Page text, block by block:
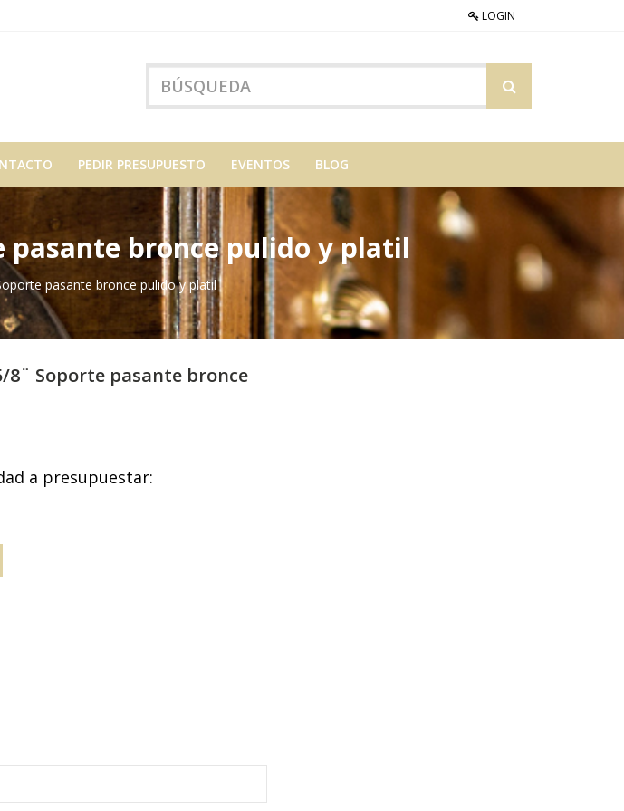
LOGIN
PEDIR PRESUPUESTO EVENTOS BLOG
pasante bronce pulido y platil
pasante bronce pulido y platil
8¨ Soporte pasante bronce
a presupuestar: